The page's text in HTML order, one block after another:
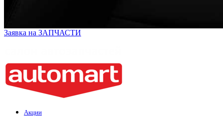
Заявка на ЗАПЧАСТИ
Акции